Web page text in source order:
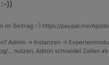
))
im Beitrag :-) https://paypal.me/
Admin -> Instanzen ->
… nutzen, Admin schneidet Zeilen ab